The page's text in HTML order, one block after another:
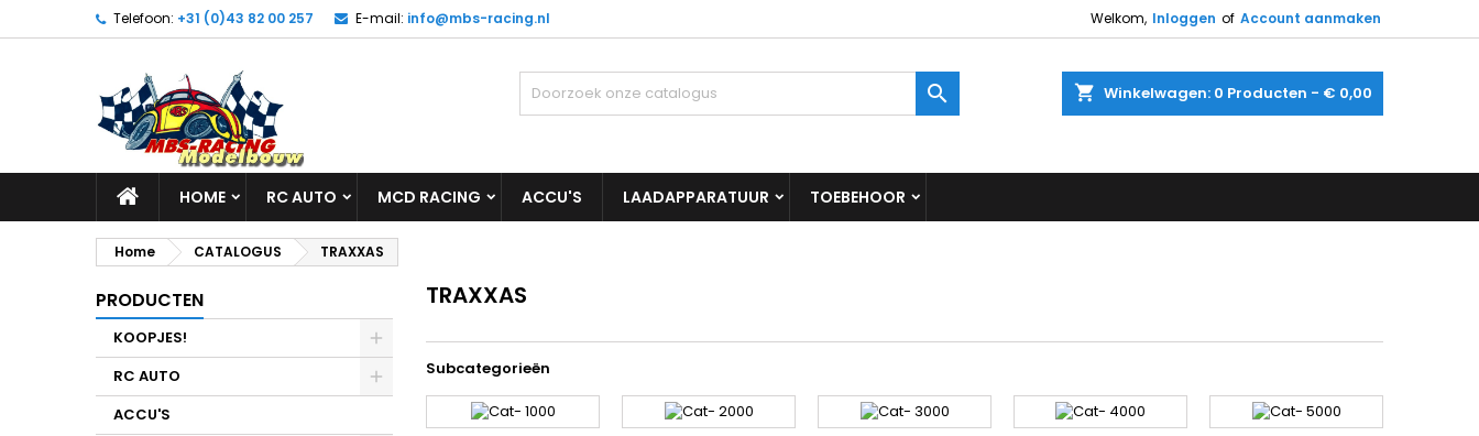
Telefoon: +31 (0)43 82 00 257 E-mail: info@mbs-racing.nl Welkom, Inloggen of Account aanmaken
shopping_cart Winkelwagen: 0 Producten - € 0,00

HOME RC AUTO MCD RACING ACCU'S LAADAPPARATUUR TOEBEHOOR
Home CATALOGUS TRAXXAS
PRODUCTEN
KOOPJES!
RC AUTO
ACCU'S
TRAXXAS
Subcategorieën